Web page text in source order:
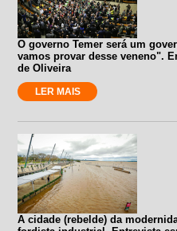
O governo Temer será um
vamos provar desse veneno".
de Oliveira
LER MAIS
A cidade (rebelde) da